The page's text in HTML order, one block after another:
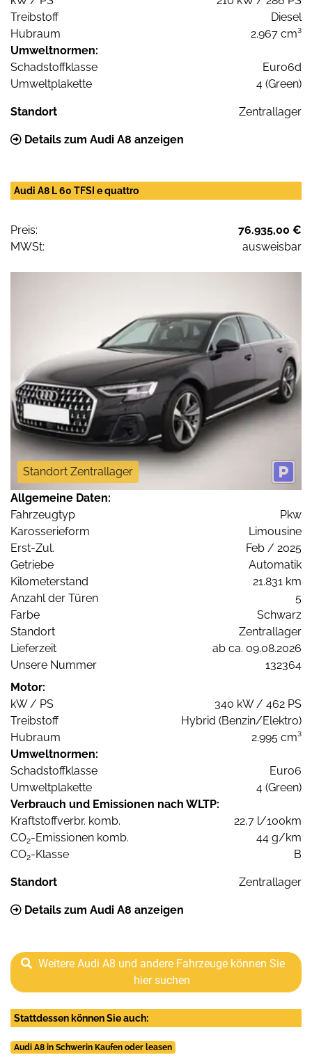
Treibstoff
Diesel
Hubraum
2.967 cm³
Umweltnormen:
Schadstoffklasse
Euro6d
Umweltplakette
4 (Green)
Standort Zentrallager
Details zum Audi A8 anzeigen
Audi A8 L 60 TFSI e quattro
Preis:
76.935,00 €
MWSt:
ausweisbar
Standort Zentrallager
Allgemeine Daten:
Fahrzeugtyp
Pkw
Karosserieform
Limousine
Erst-Zul.
Feb / 2025
Getriebe
Automatik
Kilometerstand
21.831 km
Anzahl der Türen
5
Farbe
Schwarz
Standort
Zentrallager
Lieferzeit
ab ca. 09.08.2026
Unsere Nummer
132364
Motor:
kW / PS
340 kW / 462 PS
Treibstoff
Hybrid (Benzin/Elektro)
Hubraum
2.995 cm³
Umweltnormen:
Schadstoffklasse
Euro6
Umweltplakette
4 (Green)
Verbrauch und Emissionen nach WLTP:
Kraftstoffverbr. komb.
22,7 l/100km
CO2-Emissionen komb.
44 g/km
CO2-Klasse B
Standort Zentrallager
Details zum Audi A8 anzeigen
Weitere Audi A8 und andere Fahrzeuge können Sie
hier suchen
Stattdessen können Sie auch:
Audi A8 in Schwerin Kaufen oder leasen